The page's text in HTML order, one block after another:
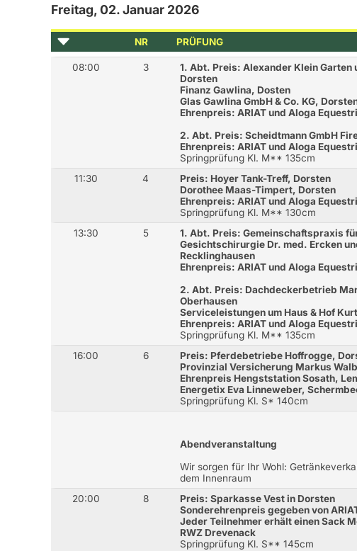
Freitag, 02. Januar 2026
NR PRÜFUNG
08:00 3
1. Abt. Preis: Alexander Klein Garten
Dorsten
Finanz Gawlina, Dosten
Glas Gawlina GmbH & Co. KG,
Ehrenpreis: ARIAT und Aloga
2. Abt. Preis: Scheidtmann GmbH
Ehrenpreis: ARIAT und Aloga
Springprüfung Kl. M** 135cm
11:30 4
Preis: Hoyer Tank-Treff, Dorsten
Dorothee Maas-Timpert, Dorsten
Ehrenpreis: ARIAT und Aloga
Springprüfung Kl. M** 130cm
13:30 5
1. Abt. Preis: Gemeinschaftspraxis
Gesichtschirurgie Dr. med. Ercken
Recklinghausen
Ehrenpreis: ARIAT und Aloga
2. Abt. Preis: Dachdeckerbetrieb
Oberhausen
Serviceleistungen um Haus & Hof
Ehrenpreis: ARIAT und Aloga
Springprüfung Kl. M** 135cm
16:00 6
Preis: Pferdebetriebe Hoffrogge,
Provinzial Versicherung Markus
Ehrenpreis Hengststation Sosath,
Energetix Eva Linneweber,
Springprüfung Kl. S* 140cm
Abendveranstaltung
Wir sorgen für Ihr Wohl:
dem Innenraum
20:00
8
Preis: Sparkasse Vest in Dorsten
Sonderehrenpreis gegeben von
Jeder Teilnehmer erhält einen Sack
RWZ Drevenack
Springprüfung Kl. S** 145cm